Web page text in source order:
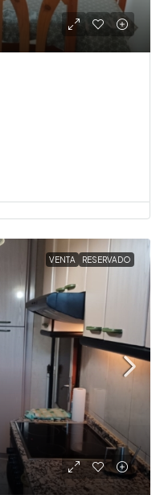
VENTA RESERVADO